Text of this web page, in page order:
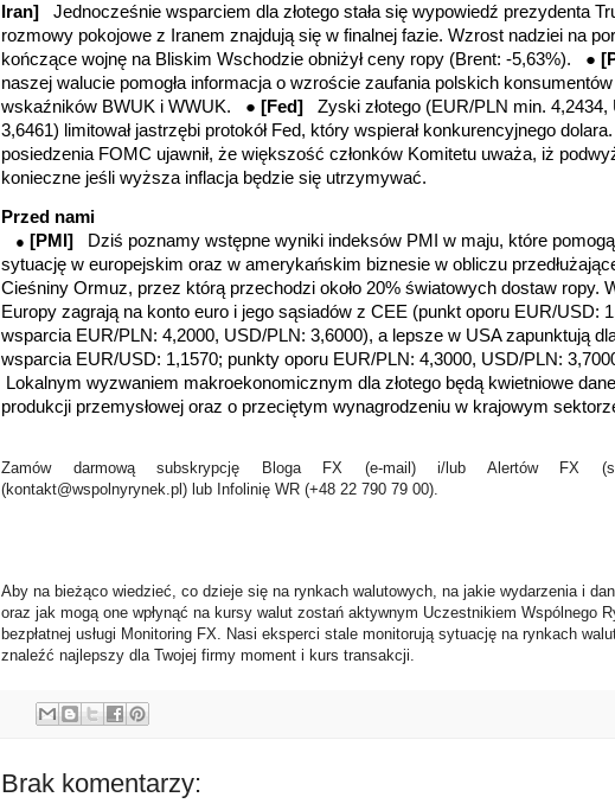
Iran] Jednocześnie wsparciem dla złotego stała się wypowiedź prezydenta
rozmowy pokojowe z Iranem znajdują się w finalnej fazie. Wzrost nadziei na
kończące wojnę na Bliskim Wschodzie obniżył ceny ropy (Brent: -5,63%). ●
naszej walucie pomogła informacja o wzroście zaufania polskich
wskaźników BWUK i WWUK. ● [Fed] Zyski złotego (EUR/PLN min. 4,2434,
3,6461) limitował jastrzębi protokół Fed, który wspierał konkurencyjnego dolara.
posiedzenia FOMC ujawnił, że większość członków Komitetu uważa, iż
konieczne jeśli wyższa inflacja będzie się utrzymywać.
Przed nami
● [PMI]
Dziś poznamy wstępne wyniki indeksów PMI w maju, które
sytuację w europejskim oraz w amerykańskim biznesie w obliczu
Cieśniny Ormuz, przez którą przechodzi około 20% światowych dostaw ropy.
Europy zagrają na konto euro i jego sąsiadów z CEE (punkt oporu EUR/USD:
wsparcia EUR/PLN: 4,2000, USD/PLN: 3,6000), a lepsze w USA zapunktują
wsparcia EUR/USD: 1,1570; punkty oporu EUR/PLN: 4,3000, USD/PLN:
Lokalnym wyzwaniem makroekonomicznym dla złotego będą kwietniowe
produkcji przemysłowej oraz o przeciętym wynagrodzeniu w krajowym
Zamów darmową subskrypcję Bloga FX (e-mail) i/lub Alertów FX
(kontakt@wspolnyrynek.pl) lub Infolinię WR (+48 22 790 79 00).
Aby na bieżąco wiedzieć, co dzieje się na rynkach walutowych, na jakie wydarzenia i
oraz jak mogą one wpłynąć na kursy walut zostań aktywnym Uczestnikiem Wspólnego
bezpłatnej usługi Monitoring FX. Nasi eksperci stale monitorują sytuację na rynkach
znaleźć najlepszy dla Twojej firmy moment i kurs transakcji.
Brak komentarzy: